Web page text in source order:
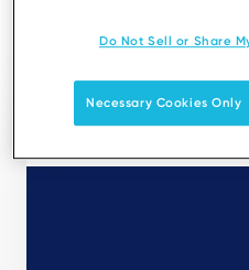
ダウンロード
Do Not Sell or Share
Necessary Cookies Only